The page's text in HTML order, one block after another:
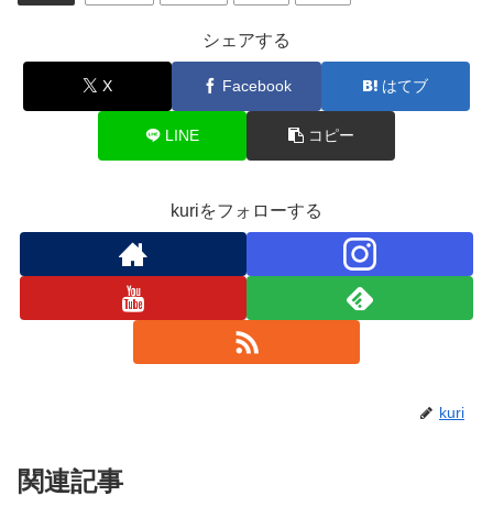
シェアする
X Facebook はてブ
LINE コピー
kuriをフォローする
kuri
関連記事